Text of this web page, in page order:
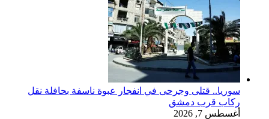
سوريا.. قتلى وجرحى في انفجار عبوة ناسفة بحافلة نقل
ركاب قرب دمشق
أغسطس 7, 2026